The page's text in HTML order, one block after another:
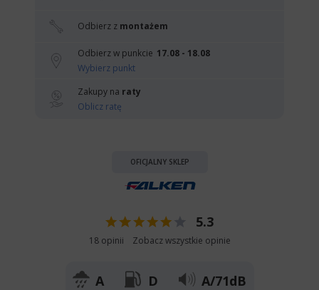
Odbierz z montażem
Odbierz w punkcie 17.08 - 18.08
Wybierz punkt
Zakupy na raty
Oblicz ratę
OFICJALNY SKLEP
5.3
18 opinii Zobacz wszystkie opinie
A D A/71dB